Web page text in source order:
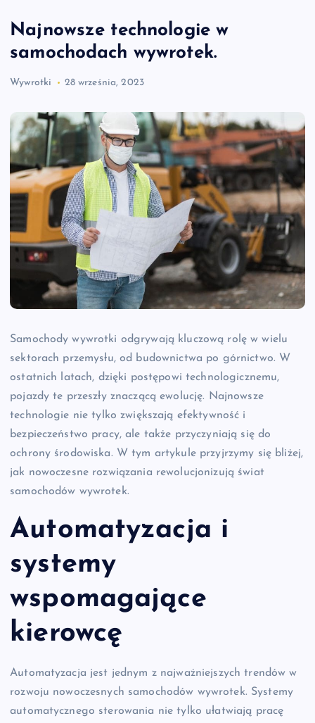
Najnowsze technologie w
samochodach wywrotek.
Wywrotki 28 września, 2023
Samochody wywrotki odgrywają kluczową rolę w wielu
sektorach przemysłu, od budownictwa po górnictwo. W
ostatnich latach, dzięki postępowi technologicznemu,
pojazdy te przeszły znaczącą ewolucję. Najnowsze
technologie nie tylko zwiększają efektywność i
bezpieczeństwo pracy, ale także przyczyniają się do
ochrony środowiska. W tym artykule przyjrzymy się bliżej,
jak nowoczesne rozwiązania rewolucjonizują świat
samochodów wywrotek.
Automatyzacja i
systemy
wspomagające
kierowcę
Automatyzacja jest jednym z najważniejszych trendów w
rozwoju nowoczesnych samochodów wywrotek. Systemy
automatycznego sterowania nie tylko ułatwiają pracę